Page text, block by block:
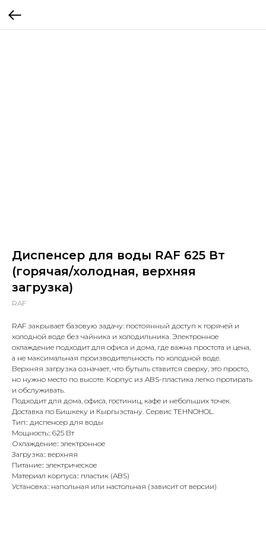
Диспенсер для воды RAF 625 Вт
(горячая/холодная, верхняя
загрузка)
RAF
RAF закрывает базовую задачу: постоянный доступ к горячей и
холодной воде без чайника и холодильника. Электронное
охлаждение подходит для офиса и дома, где важна простота и цена,
а не максимальная производительность по холодной воде.
Верхняя загрузка означает, что бутыль ставится сверху, это просто,
но нужно место по высоте. Корпус из ABS-пластика легко протирать
и обслуживать.
Подходит для дома, офиса, гостиниц, кафе и небольших точек.
Доставка по Бишкеку и Кыргызстану. Сервис TEHNOHOL.
Тип:: диспенсер для воды
Мощность:: 625 Вт
Охлаждение:: электронное
Загрузка:: верхняя
Питание:: электрическое
Материал корпуса:: пластик (ABS)
Установка:: напольная или настольная (зависит от версии)